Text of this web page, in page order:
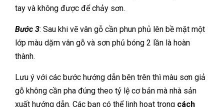
tay và không được để chảy sơn.
Bước 3: Sau khi vẽ vân gỗ cần phun phủ lên bề mặt một
lớp màu dặm vân gỗ và sơn phủ bóng 2 lần là hoàn
thành.
Lưu ý với các bước hướng dẫn bên trên thì màu sơn giả
gỗ không cần pha đúng theo tỷ lệ cơ bản mà nhà sản
xuất hướng dẫn. Các bạn có thể linh hoạt trong cách